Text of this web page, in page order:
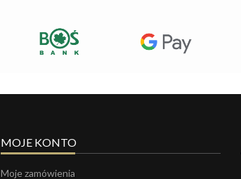
MOJE KONTO
Moje zamówienia